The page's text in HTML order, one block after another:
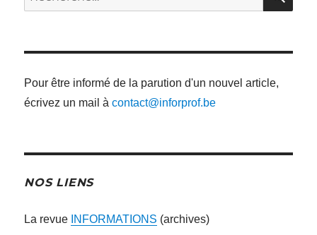
pour
Pour être informé de la parution d'un nouvel article,
écrivez un mail àcontact@inforprof.be
NOS LIENS
La revue INFORMATIONS (archives)